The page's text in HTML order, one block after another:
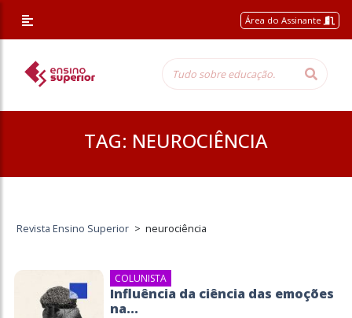
Área do Assinante
TAG: NEUROCIÊNCIA
Revista Ensino Superior > neurociência
COLUNISTA
Influência da ciência das emoções
na...